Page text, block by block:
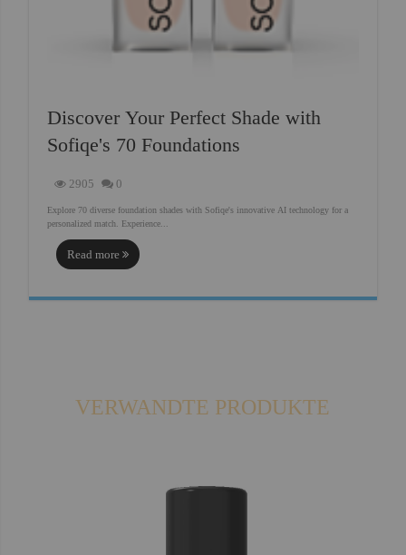
Discover Your Perfect Shade with
Sofiqe's 70 Foundations
2905 0
Explore 70 diverse foundation shades with Sofiqe's innovative AI technology for a
personalized match. Experience...
Read more :
Discover
Shade
VERWANDTE PRODUKTE